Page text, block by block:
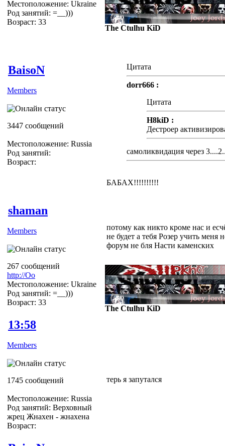
Местоположение: Ukraine
Род занятий: =__)))
Возраст: 33
The Ctulhu KiD
BaisoN
Members
3447 сообщений
Местоположение: Russia
Род занятий:
Возраст:
Цитата
dorr666 :
Цитата
H8kiD :
Дестроер
самоликвидация через
БАБАХ!!!!!!!!!!
shaman
Members
267 сообщений
http://Оо
Местоположение: Ukraine
Род занятий: =__)))
Возраст: 33
потому как никто кроме нас и
не будет а тебя Розер учить
форум не бля Насти каменских
The Ctulhu KiD
13:58
Members
1745 сообщений
Местоположение: Russia
Род занятий: Верховный
жрец Жнахен - жнахена
Возраст:
терь я запутался